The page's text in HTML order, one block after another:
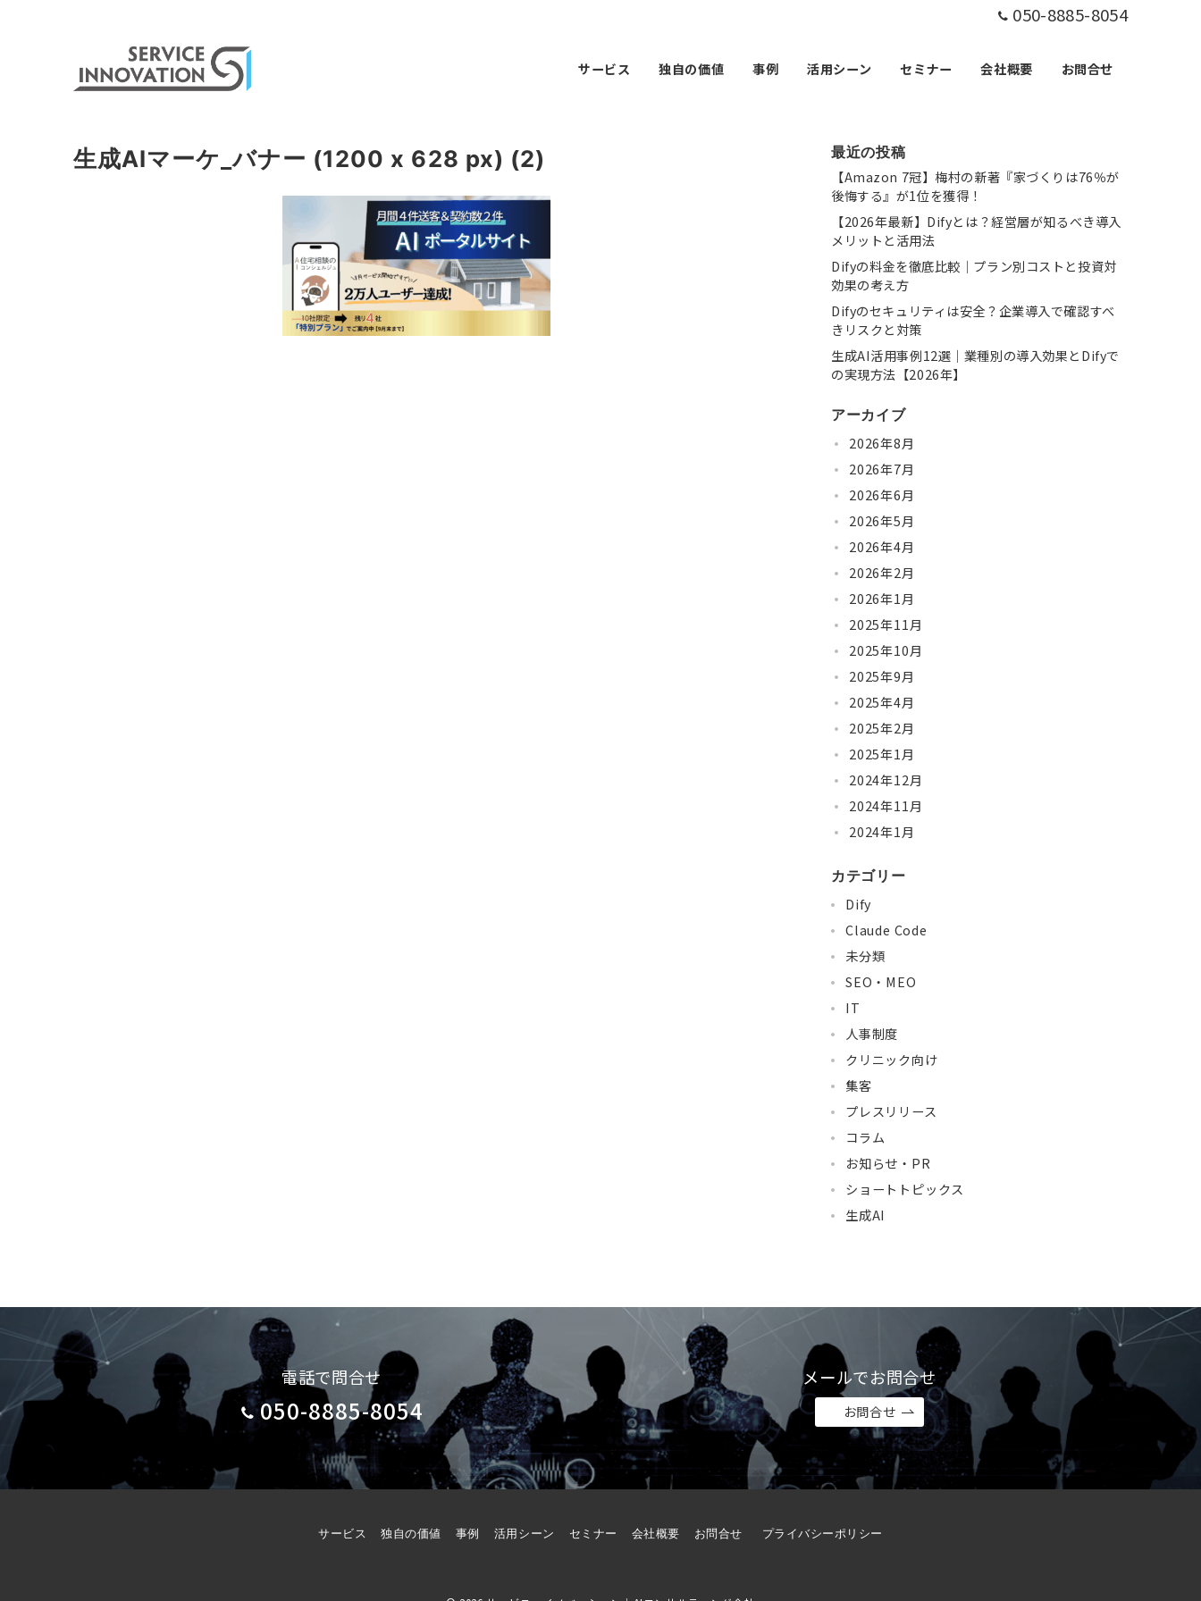
050-8885-8054
サービス 独自の価値 事例 活用シーン セミナー 会社概要 お問合せ
生成AIマーケ_バナー (1200 x 628 px) (2)
最近の投稿
【Amazon 7冠】梅村の新著『家づくりは76％が
後悔する』が1位を獲得！
【2026年最新】Difyとは？経営層が知るべき導入
メリットと活用法
Difyの料金を徹底比較｜プラン別コストと投資対
効果の考え方
Difyのセキュリティは安全？企業導入で確認すべ
きリスクと対策
生成AI活用事例12選｜業種別の導入効果とDifyで
の実現方法【2026年】
アーカイブ
2026年8月
2026年7月
2026年6月
2026年5月
2026年4月
2026年2月
2026年1月
2025年11月
2025年10月
2025年9月
2025年4月
2025年2月
2025年1月
2024年12月
2024年11月
2024年1月
カテゴリー
Dify
Claude Code
未分類
SEO・MEO
IT
人事制度
クリニック向け
集客
プレスリリース
コラム
お知らせ・PR
ショートトピックス
生成AI
電話で問合せ
050-8885-8054
メールでお問合せ
お問合せ
サービス 独自の価値 事例 活用シーン セミナー 会社概要 お問合せ プライバシーポリシー